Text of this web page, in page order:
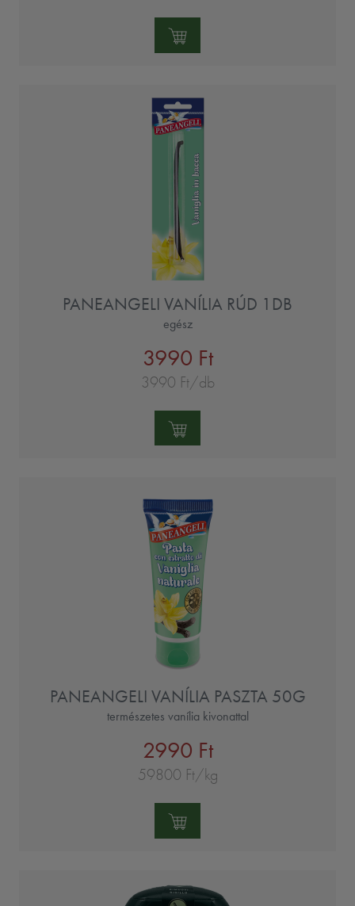
Mennyiség:
PANEANGELI VANÍLIA RÚD 1DB
egész
3990 Ft
3990 Ft/db
Mennyiség:
PANEANGELI VANÍLIA PASZTA 50G
természetes vanília kivonattal
2990 Ft
59800 Ft/kg
Mennyiség: